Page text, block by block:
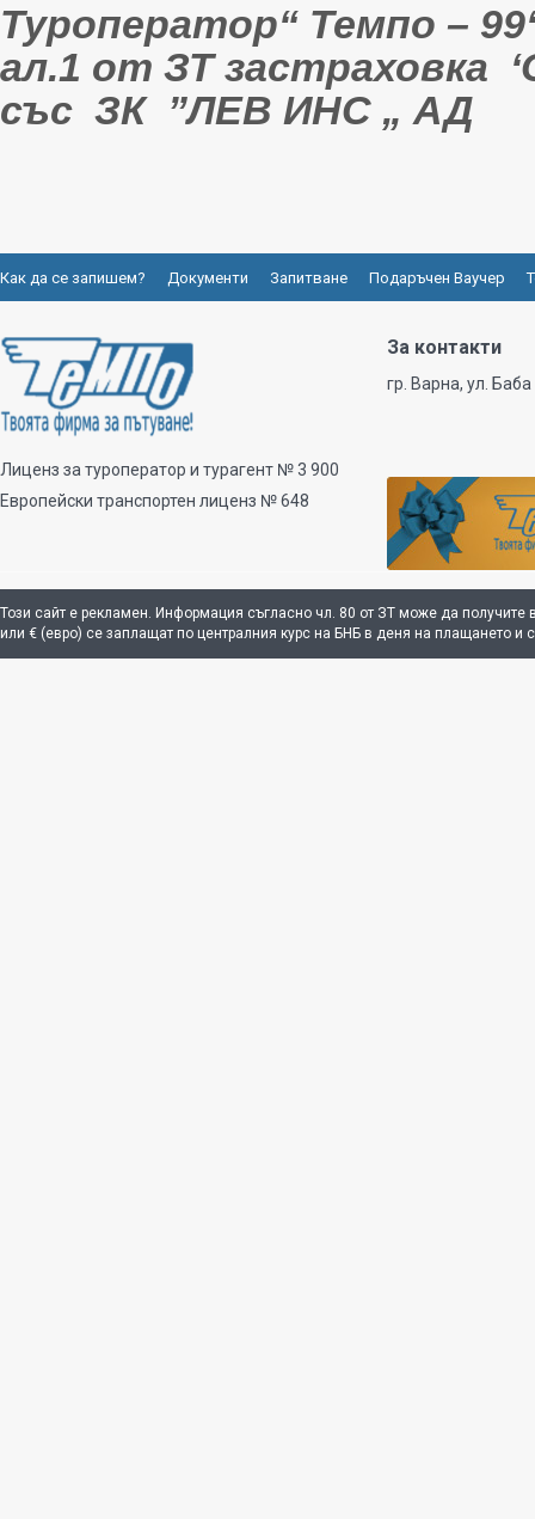
Туроператор“ Темпо – 99
ал.1 от ЗТзастраховка
със ЗК”ЛЕВ ИНС „ АД
Как да се запишем? Документи Запитване Подаръчен Ваучер
Лиценз за туроператор и турагент № 3 900
Европейски транспортен лиценз № 648
За контакти
гр. Варна, ул.
Този сайт е рекламен. Информация съгласно чл. 80 от ЗТ може да
или € (евро) се заплащат по централния курс на БНБ в деня на плащането и